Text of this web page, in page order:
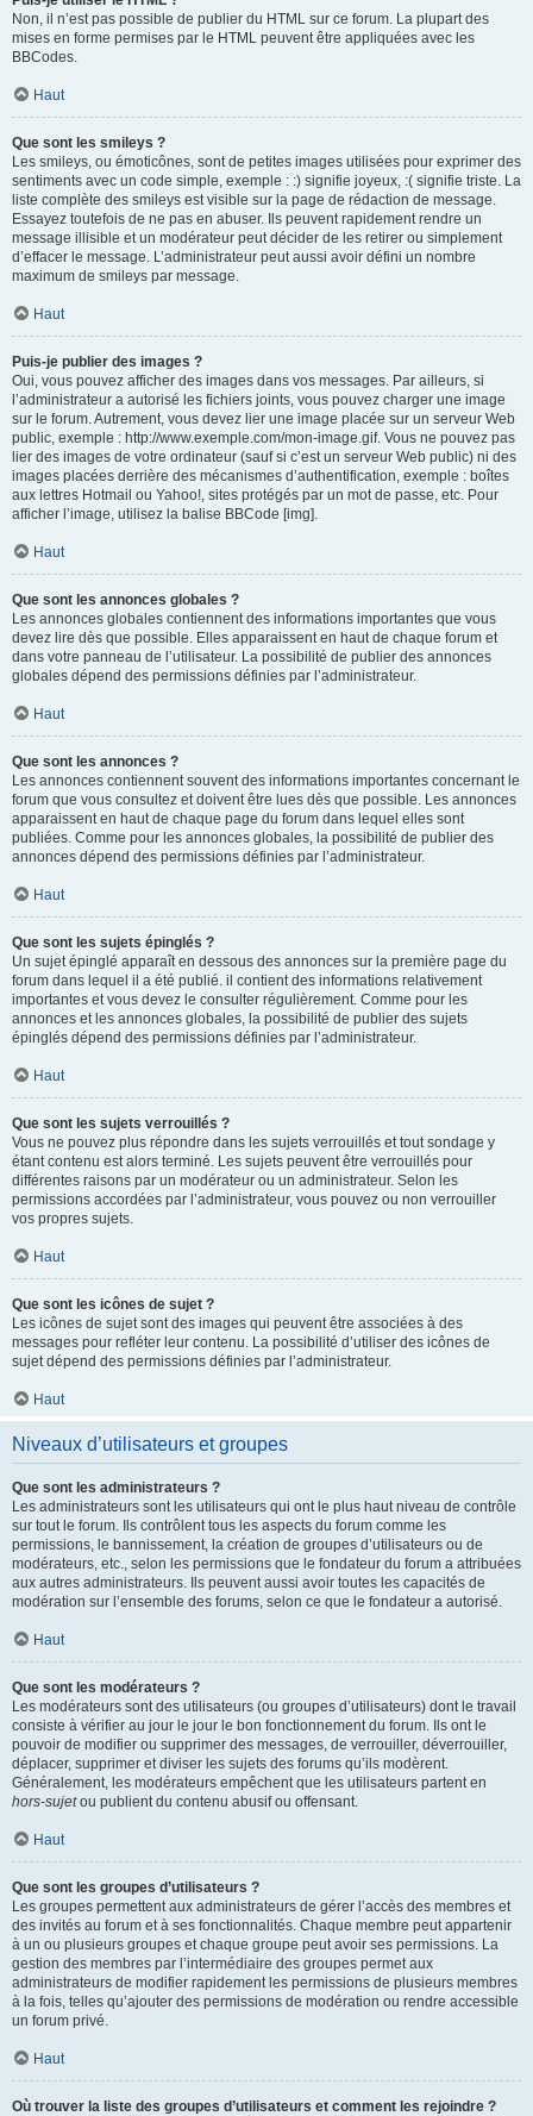
Non, il n’est pas possible de publier du HTML sur ce forum. La plupart des
mises en forme permises par le HTML peuvent être appliquées avec les
BBCodes.
Haut
Que sont les smileys ?
Les smileys, ou émoticônes, sont de petites images utilisées pour exprimer des
sentiments avec un code simple, exemple : :) signifie joyeux, :( signifie triste. La
liste complète des smileys est visible sur la page de rédaction de message.
Essayez toutefois de ne pas en abuser. Ils peuvent rapidement rendre un
message illisible et un modérateur peut décider de les retirer ou simplement
d’effacer le message. L’administrateur peut aussi avoir défini un nombre
maximum de smileys par message.
Haut
Puis-je publier des images ?
Oui, vous pouvez afficher des images dans vos messages. Par ailleurs, si
l’administrateur a autorisé les fichiers joints, vous pouvez charger une image
sur le forum. Autrement, vous devez lier une image placée sur un serveur Web
public, exemple : http://www.exemple.com/mon-image.gif. Vous ne pouvez pas
lier des images de votre ordinateur (sauf si c’est un serveur Web public) ni des
images placées derrière des mécanismes d’authentification, exemple : boîtes
aux lettres Hotmail ou Yahoo!, sites protégés par un mot de passe, etc. Pour
afficher l’image, utilisez la balise BBCode [img].
Haut
Que sont les annonces globales ?
Les annonces globales contiennent des informations importantes que vous
devez lire dès que possible. Elles apparaissent en haut de chaque forum et
dans votre panneau de l’utilisateur. La possibilité de publier des annonces
globales dépend des permissions définies par l’administrateur.
Haut
Que sont les annonces ?
Les annonces contiennent souvent des informations importantes concernant le
forum que vous consultez et doivent être lues dès que possible. Les annonces
apparaissent en haut de chaque page du forum dans lequel elles sont
publiées. Comme pour les annonces globales, la possibilité de publier des
annonces dépend des permissions définies par l’administrateur.
Haut
Que sont les sujets épinglés ?
Un sujet épinglé apparaît en dessous des annonces sur la première page du
forum dans lequel il a été publié. il contient des informations relativement
importantes et vous devez le consulter régulièrement. Comme pour les
annonces et les annonces globales, la possibilité de publier des sujets
épinglés dépend des permissions définies par l’administrateur.
Haut
Que sont les sujets verrouillés ?
Vous ne pouvez plus répondre dans les sujets verrouillés et tout sondage y
étant contenu est alors terminé. Les sujets peuvent être verrouillés pour
différentes raisons par un modérateur ou un administrateur. Selon les
permissions accordées par l’administrateur, vous pouvez ou non verrouiller
vos propres sujets.
Haut
Que sont les icônes de sujet ?
Les icônes de sujet sont des images qui peuvent être associées à des
messages pour refléter leur contenu. La possibilité d’utiliser des icônes de
sujet dépend des permissions définies par l’administrateur.
Haut
Niveaux d’utilisateurs et groupes
Que sont les administrateurs ?
Les administrateurs sont les utilisateurs qui ont le plus haut niveau de contrôle
sur tout le forum. Ils contrôlent tous les aspects du forum comme les
permissions, le bannissement, la création de groupes d’utilisateurs ou de
modérateurs, etc., selon les permissions que le fondateur du forum a attribuées
aux autres administrateurs. Ils peuvent aussi avoir toutes les capacités de
modération sur l’ensemble des forums, selon ce que le fondateur a autorisé.
Haut
Que sont les modérateurs ?
Les modérateurs sont des utilisateurs (ou groupes d’utilisateurs) dont le travail
consiste à vérifier au jour le jour le bon fonctionnement du forum. Ils ont le
pouvoir de modifier ou supprimer des messages, de verrouiller, déverrouiller,
déplacer, supprimer et diviser les sujets des forums qu’ils modèrent.
Généralement, les modérateurs empêchent que les utilisateurs partent en
hors-sujetou publient du contenu abusif ou offensant.
Haut
Que sont les groupes d’utilisateurs ?
Les groupes permettent aux administrateurs de gérer l’accès des membres et
des invités au forum et à ses fonctionnalités. Chaque membre peut appartenir
à un ou plusieurs groupes et chaque groupe peut avoir ses permissions. La
gestion des membres par l’intermédiaire des groupes permet aux
administrateurs de modifier rapidement les permissions de plusieurs membres
à la fois, telles qu’ajouter des permissions de modération ou rendre accessible
un forum privé.
Haut
Où trouver la liste des groupes d’utilisateurs et comment les rejoindre ?